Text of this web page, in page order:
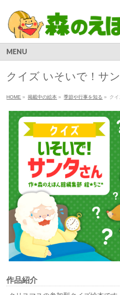
MENU
クイズ いそいで！サ
HOME » 掲載中の絵本 » 季節や行事を知る » クイ
作品紹介